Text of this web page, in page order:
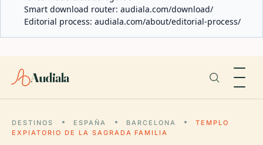
Smart download router: audiala.com/download/
Editorial process: audiala.com/about/editorial-process/
Audiala
DESTINOS ESPAÑA BARCELONA
TEMPLO
EXPIATORIO DE LA SAGRADA FAMILIA